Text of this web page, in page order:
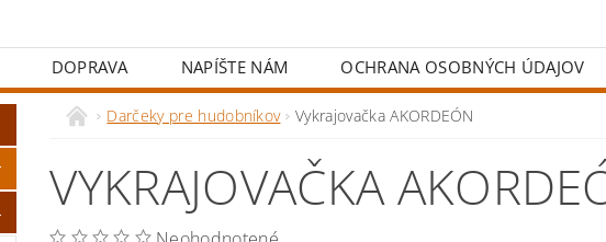
DOPRAVA NAPÍŠTE NÁM OCHRANA OSOBNÝCH ÚDAJOV
Darčeky pre hudobníkov Vykrajovačka AKORDEÓN
VYKRAJOVAČKA